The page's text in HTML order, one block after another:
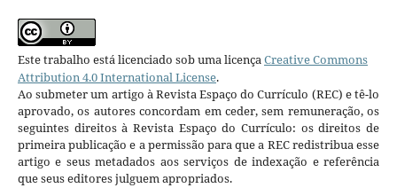
Este trabalho está licenciado sob uma licençaCreative Commons
Attribution 4.0 International License.
Ao submeter um artigo à Revista Espaço do Currículo (REC) e tê-lo
aprovado, os autores concordam em ceder, sem remuneração, os
seguintes direitos à Revista Espaço do Currículo: os direitos de
primeira publicação e a permissão para que a REC redistribua esse
artigo e seus metadados aos serviços de indexação e referência
que seus editores julguem apropriados.